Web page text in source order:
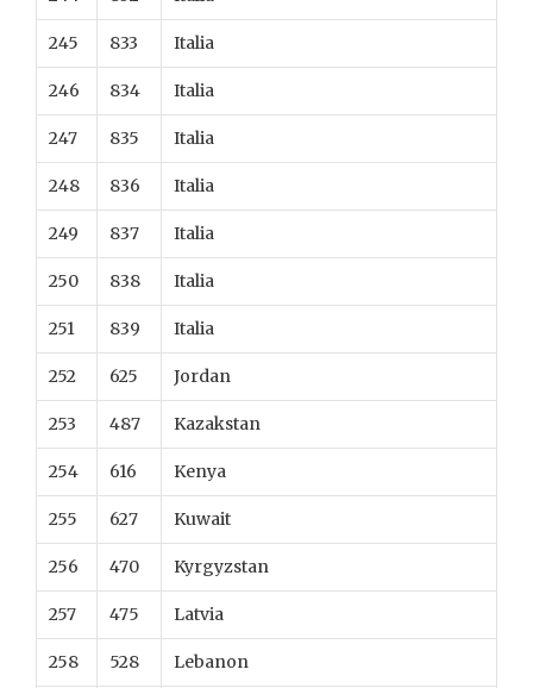
245 833 Italia
246 834 Italia
247 835 Italia
248 836 Italia
249 837 Italia
250 838 Italia
251 839 Italia
252 625 Jordan
253 487 Kazakstan
254 616 Kenya
255 627 Kuwait
256 470 Kyrgyzstan
257 475 Latvia
258 528 Lebanon